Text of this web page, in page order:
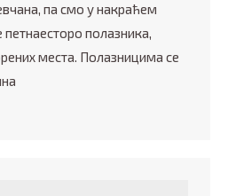
па смо у накраћем
полазника,
места. Полазницима се